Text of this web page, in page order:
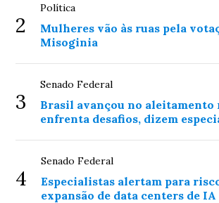
2
Política
Mulheres vão às ruas pela
Misoginia
3
Senado Federal
Brasil avançou no aleitamento
enfrenta desafios, dizem
4
Senado Federal
Especialistas alertam para
expansão de data centers de